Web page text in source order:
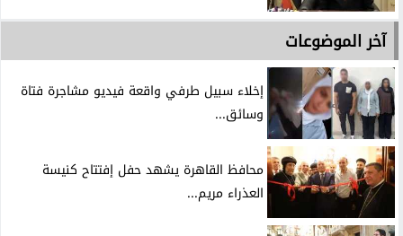
آخر الموضوعات
إخلاء سبيل طرفي واقعة فيديو مشاجرة فتاة
وسائق...
محافظ القاهرة يشهد حفل إفتتاح كنيسة
العذراء مريم...